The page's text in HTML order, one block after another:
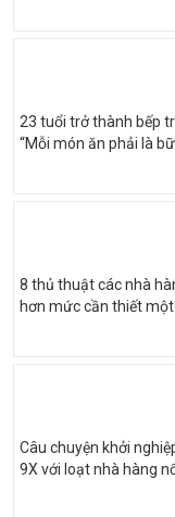
23 tuổi trở thành bếp
“Mỗi món ăn phải là
8 thủ thuật các nhà
hơn mức cần thiết
Câu chuyện khởi
9X với loạt nhà hàng